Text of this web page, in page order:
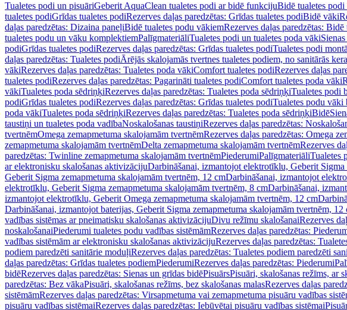
Tualetes podi un pisuāriGeberit AquaClean tualetes podi ar bidē funkcijuBidē tualetes podi
tualetes podiGrīdas tualetes podiRezerves daļas paredzētas: Grīdas tualetes podiBidē vāki
daļas paredzētas: Dizaina paneļiBidē tualetes podu vākiemRezerves daļas paredzētas:
tualetes podu un vāku komplektiemPalīgmateriāliTualetes podi un tualetes poda vāki
podiGrīdas tualetes podiRezerves daļas paredzētas: Grīdas tualetes podiTualetes podi
daļas paredzētas: Tualetes podiĀrējās skalojamās tvertnes tualetes podiem, no sanitārās
vākiRezerves daļas paredzētas: Tualetes poda vākiComfort tualetes podiRezerves daļas
tualetes podiRezerves daļas paredzētas: Pagarināti tualetes podiComfort tualetes poda vāki
vākiTualetes poda sēdriņķiRezerves daļas paredzētas: Tualetes poda sēdriņķiTualetes podi
podiGrīdas tualetes podiRezerves daļas paredzētas: Grīdas tualetes podiTualetes podu vāki
poda vākiTualetes poda sēdriņķiRezerves daļas paredzētas: Tualetes poda sēdriņķiBidē
taustiņi un tualetes poda vadībaNoskalošanas taustiņiRezerves daļas paredzētas:
tvertnēmOmega zemapmetuma skalojamām tvertnēmRezerves daļas paredzētas: Omega
zemapmetuma skalojamām tvertnēmDelta zemapmetuma skalojamām tvertnēmRezerves
paredzētas: Twinline zemapmetuma skalojamām tvertnēmPiederumiPalīgmateriāliTualetes
ar elektronisku skalošanas aktivizācijuDarbināšanai, izmantojot elektrotīklu, Geberit
Geberit Sigma zemapmetuma skalojamām tvertnēm, 12 cmDarbināšanai, izmantojot
elektrotīklu, Geberit Sigma zemapmetuma skalojamām tvertnēm, 8 cmDarbināšanai,
izmantojot elektrotīklu, Geberit Omega zemapmetuma skalojamām tvertnēm, 12 cm
Darbināšanai, izmantojot baterijas, Geberit Sigma zemapmetuma skalojamām tvertnēm, 12
vadības sistēmas ar pneimatisku skalošanas aktivizācijuDivu režīmu skalošanaiRezerves
noskalošanaiPiederumi tualetes podu vadības sistēmāmRezerves daļas paredzētas:
vadības sistēmām ar elektronisku skalošanas aktivizācijuRezerves daļas paredzētas:
podiem paredzēti sanitārie moduļiRezerves daļas paredzētas: Tualetes podiem paredzēti
daļas paredzētas: Grīdas tualetes podiemPiederumiRezerves daļas paredzētas: Piederumi
bidēRezerves daļas paredzētas: Sienas un grīdas bidēPisuārsPisuāri, skalošanas režīms, ar
paredzētas: Bez vākaPisuāri, skalošanas režīms, bez skalošanas malasRezerves daļas
sistēmāmRezerves daļas paredzētas: Virsapmetuma vai zemapmetuma pisuāru vadības
pisuāru vadības sistēmaiRezerves daļas paredzētas: Iebūvētai pisuāru vadības sistēmai